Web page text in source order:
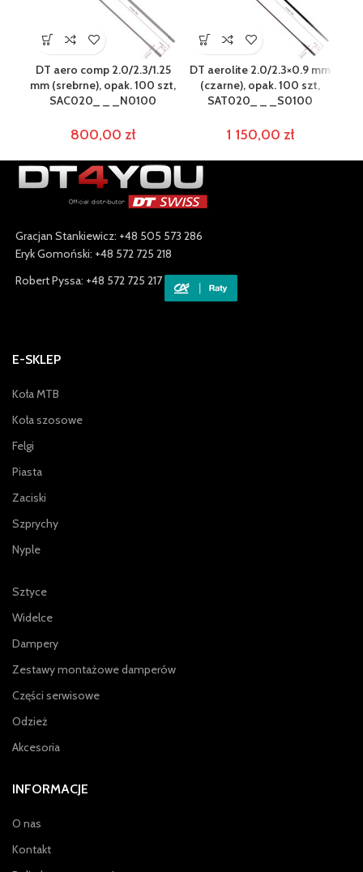
DT aero comp 2.0/2.3/1.25
mm (srebrne), opak. 100 szt,
SAC020_ _ _N0100
800,00 zł
DT aerolite 2.0/2.3×0.9 mm
(czarne), opak. 100 szt,
SAT020_ _ _S0100
1 150,00 zł
Gracjan Stankiewicz: +48 505 573 286
Eryk Gomoński: +48 572 725 218
Robert Pyssa: +48 572 725 217
E-SKLEP
Koła MTB
Koła szosowe
Felgi
Piasta
Zaciski
Szprychy
Nyple
Sztyce
Widelce
Dampery
Zestawy montażowe damperów
Części serwisowe
Odzież
Akcesoria
INFORMACJE
O nas
Kontakt